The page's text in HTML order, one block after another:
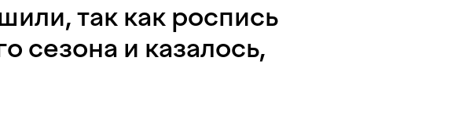
так как роспись
сезона и казалось,